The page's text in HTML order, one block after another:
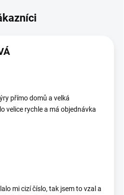
přímo domů a velká
velice rychle a má objednávka
mi cizí číslo, tak jsem to vzal a